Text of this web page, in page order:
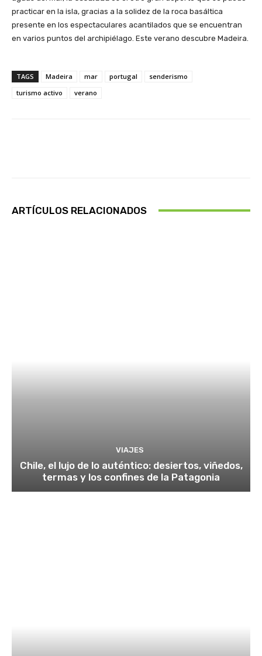
practicar en la isla, gracias a la solidez de la roca basáltica
presente en los espectaculares acantilados que se encuentran
en varios puntos del archipiélago. Este verano descubre Madeira.
TAGS Madeira mar portugal
senderismo
turismo activo
verano
ARTÍCULOS RELACIONADOS
VIAJES
Chile, el lujo de lo auténtico: desiertos, viñedos,
termas y los confines de la Patagonia